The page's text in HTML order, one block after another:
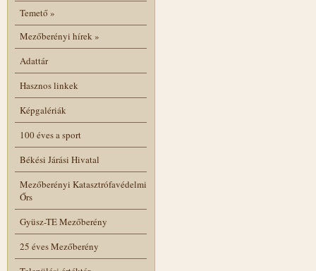
Temető»
Mezőberényi hírek»
Adattár
Hasznos linkek
Képgalériák
100 éves a sport
Békési Járási Hivatal
Mezőberényi Katasztrófavédelmi
Őrs
Gyüsz-TE Mezőberény
25 éves Mezőberény